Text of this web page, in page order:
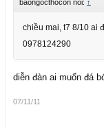
baongocthocon nói: ↑
chiều mai, t7 8/10 ai
0978124290
diễn đàn ai muốn đá
07/11/11